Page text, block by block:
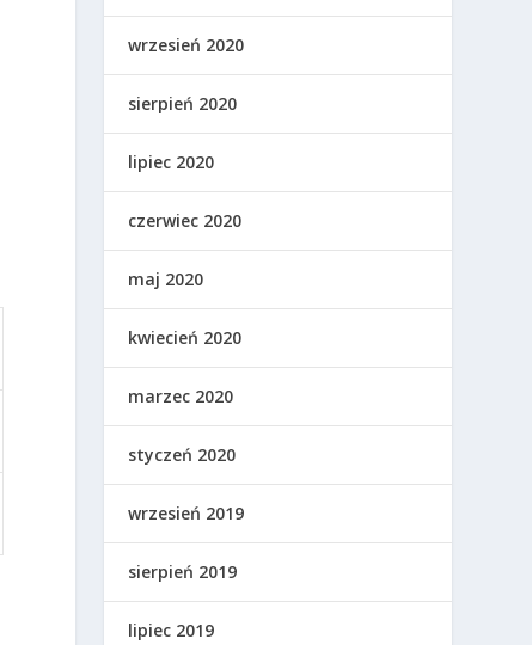
wrzesień 2020
sierpień 2020
lipiec 2020
czerwiec 2020
maj 2020
kwiecień 2020
marzec 2020
styczeń 2020
wrzesień 2019
sierpień 2019
lipiec 2019